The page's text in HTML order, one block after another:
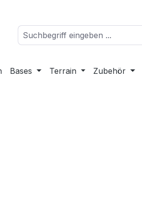
Bases Terrain Zubehör